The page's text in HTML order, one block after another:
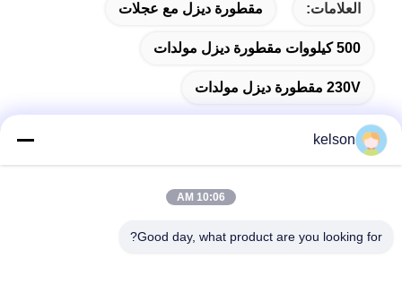
العلامات: مقطورة ديزل مع عجلات
500 كيلووات مقطورة ديزل مولدات
230V مقطورة ديزل مولدات
العنوان
kelson
10:06 AM
Good day, what product are you looking for?